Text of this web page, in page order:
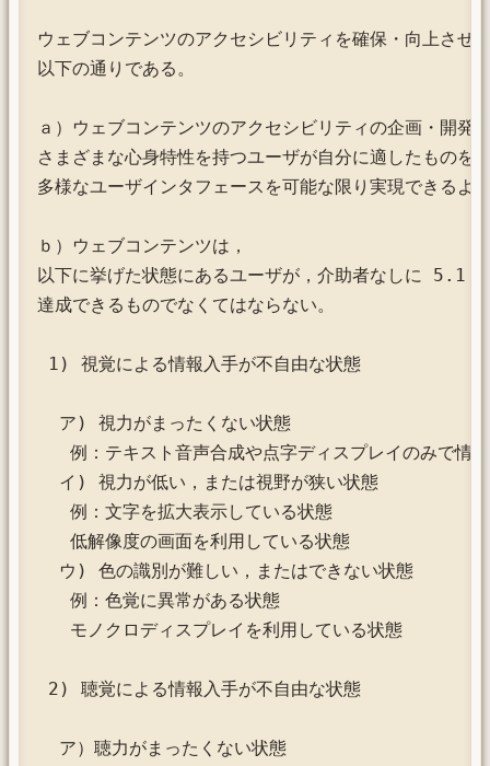
ウェブコンテンツのアクセシビリティを確保・向上させ
以下の通りである。
ａ）ウェブコンテンツのアクセシビリティの企画・開発
さまざまな心身特性を持つユーザが自分に適したものを
多様なユーザインタフェースを可能な限り実現できるよ
ｂ）ウェブコンテンツは，
以下に挙げた状態にあるユーザが，介助者なしに 5.1
達成できるものでなくてはならない。
1) 視覚による情報入手が不自由な状態
  ア) 視力がまったくない状態
例：テキスト音声合成や点字ディスプレイのみで情
  イ) 視力が低い，または視野が狭い状態
   例：文字を拡大表示している状態
   低解像度の画面を利用している状態
  ウ) 色の識別が難しい，またはできない状態
   例：色覚に異常がある状態
   モノクロディスプレイを利用している状態
2) 聴覚による情報入手が不自由な状態
  ア）聴力がまったくない状態